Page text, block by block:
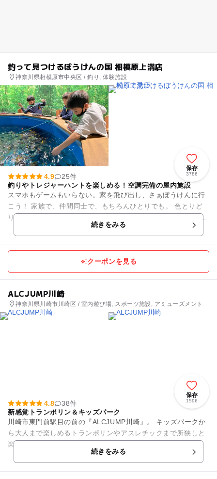
釣って見つけるぼうけんの国 相模原上溝店
神奈川県相模原市中央区 / 釣り, 体験施設
保存
3786
4.9
25件
釣りやトレジャーハントを楽しめる！空調完備の屋内施設
スマホもゲームもいらない。家を飛び出し、さぁぼうけんに行
こう！ 家族で、仲間同士で、もちろんひとりでも。 色とりど
りの魚、キラキラの宝石、見たことないような化石… 新しいも
続きをみる
クーポンを見る
ALCJUMP川崎
神奈川県川崎市川崎区 / 室内遊び場, スポーツ施設, アミューズメント
保存
1596
4.8
38件
新感覚トランポリン＆キッズパーク
川崎市東門前駅目の前の『ALCJUMP川崎』。 キッズパークか
ら大人まで楽しめるトランポリンやアスレチックまで所狭しと
楽しい遊具がいっぱい！ 高さ5mで飛び跳ねる屋外特設トラン
続きをみる